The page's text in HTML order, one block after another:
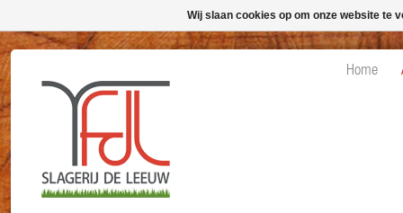
Home
Wij slaan cookies op om onze website te